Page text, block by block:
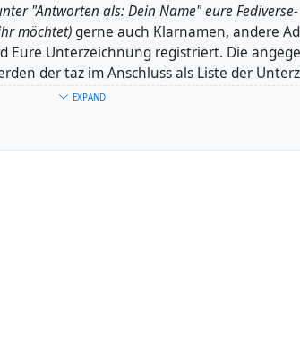
"Antworten als: Dein Name" eure Fediverse-
möchtet)gerne auch Klarnamen, andere
Eure Unterzeichnung registriert. Die
der taz im Anschluss als Liste der
sind offen einsehbar.
EXPAND